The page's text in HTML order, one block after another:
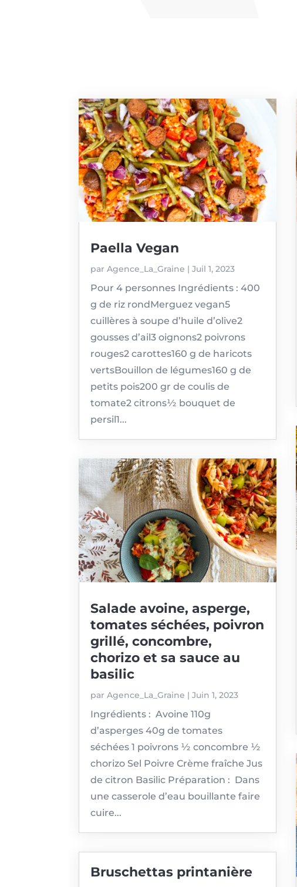
Paella Vegan
parAgence_La_Graine |Juil 1, 2023
Pour 4 personnes Ingrédients : 400
g de riz rondMerguez vegan5
cuillères à soupe d’huile d’olive2
gousses d’ail3 oignons2 poivrons
rouges2 carottes160 g de haricots
vertsBouillon de légumes160 g de
petits pois200 gr de coulis de
tomate2 citrons½ bouquet de
persil1...
Salade avoine, asperge,
tomates séchées, poivron
grillé, concombre,
chorizo et sa sauce au
basilic
parAgence_La_Graine |Juin 1, 2023
Ingrédients : Avoine 110g
d’asperges 40g de tomates
séchées 1 poivrons ½ concombre ½
chorizo Sel Poivre Crème fraîche Jus
de citron Basilic Préparation : Dans
une casserole d’eau bouillante faire
cuire...
Bruschettas printanière